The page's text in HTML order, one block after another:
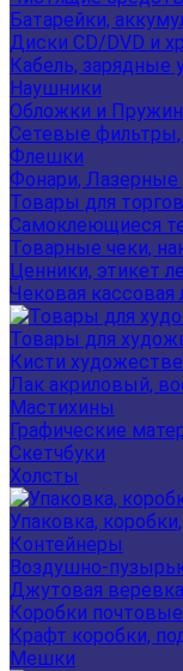
Батарейки,
Диски CD/DVD и
Кабель, зарядные
Наушники
Обложки и
Сетевые фильтры,
Флешки
Фонари, Лазерные
Товары для
Самоклеющиеся
Товарные чеки,
Ценники, этикет
Чековая кассовая
Товары для
Кисти
Лак акриловый,
Мастихины
Графические
Скетчбуки
Холсты
Упаковка,
Контейнеры
Воздушно-
Джутовая веревка
Коробки почтовые
Крафт коробки,
Мешки